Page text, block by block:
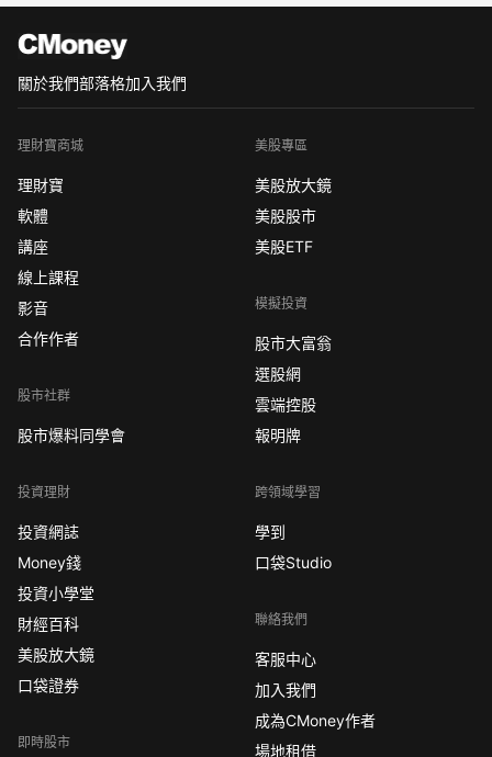
關於我們部落格加入我們
理財寶商城
理財寶
軟體
講座
線上課程
影音
合作作者
股市社群
股市爆料同學會
投資理財
投資網誌
Money錢
投資小學堂
財經百科
美股放大鏡
口袋證券
即時股市
美股專區
美股放大鏡
美股股市
美股ETF
模擬投資
股市大富翁
選股網
雲端控股
報明牌
跨領域學習
學到
口袋Studio
聯絡我們
客服中心
加入我們
成為CMoney作者
場地租借